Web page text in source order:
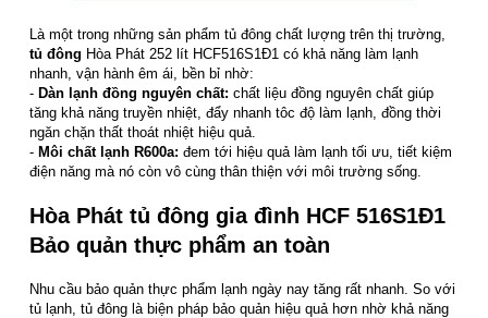
Là một trong những sản phẩm tủ đông chất lượng trên thị trường,
tủ đông Hòa Phát 252 lít HCF516S1Đ1 có khả năng làm lạnh
nhanh, vận hành êm ái, bền bỉ nhờ:
- Dàn lạnh đồng nguyên chất: chất liệu đồng nguyên chất giúp
tăng khả năng truyền nhiệt, đẩy nhanh tôc độ làm lạnh, đồng thời
ngăn chặn thất thoát nhiệt hiệu quả.
- Môi chất lạnh R600a: đem tới hiệu quả làm lạnh tối ưu, tiết kiệm
điện năng mà nó còn vô cùng thân thiện với môi trường sống.
Hòa Phát tủ đông gia đình HCF 516S1Đ1
Bảo quản thực phẩm an toàn
Nhu cầu bảo quản thực phẩm lạnh ngày nay tăng rất nhanh. So với
tủ lạnh, tủ đông là biện pháp bảo quản hiệu quả hơn nhờ khả năng